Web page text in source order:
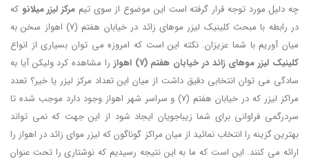
چه دلیل مورد توجه قرار گرفته است این موضوع از سوی تیم مرکز لیزر میلانو که
در رابطه با مبحث کلینیک لیزر موهای زائد در خیابان هفتم (7) اهواز سخن به
میان آوریم با شما عزیزان. نکته این است که امروزه می توان بسیاری از انواع
کلینیک لیزر موهای زائد در خیابان هفتم (7) اهواز
را مشاهده کرد ولیکن آیا به
سادگی می توان انتخابی دقیق داشت از میان این تعداد مرکز لیزر یا خیر؟ تعدد
مراکز لیزر که در خیابان هفتم (7) و سراسر شهر اهواز وجود دارد موجب شده تا
سردرگمی فراوانی برای شما زیباجویان ایجاد شود از این جهت که نمی تواند
بهترین گزینه را انتخاب نمائید از میان مراکز گوناگون که لیزر موای زائد در اهواز را
ارائه می کنند. این است که ما به این نتیجه رسیدیم که نوشتاری را تحت عنوان